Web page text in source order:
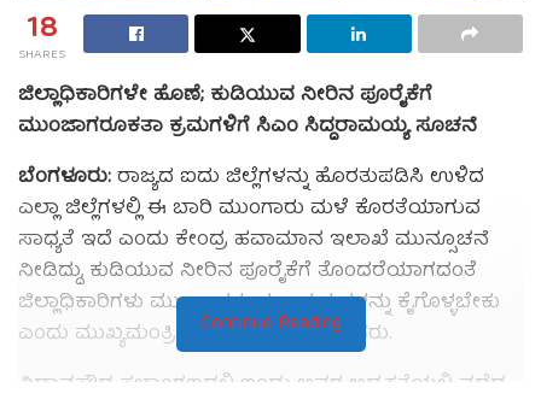
18
SHARES
ಜಿಲ್ಲಾಧಿಕಾರಿಗಳೇ ಹೊಣೆ; ಕುಡಿಯುವ ನೀರಿನ ಪೂರೈಕೆಗೆ
ಮುಂಜಾಗರೂಕತಾ ಕ್ರಮಗಳಿಗೆ ಸಿಎಂ ಸಿದ್ದರಾಮಯ್ಯ ಸೂಚನೆ
ಬೆಂಗಳೂರು:ರಾಜ್ಯದ ಐದು ಜಿಲ್ಲೆಗಳನ್ನು ಹೊರತುಪಡಿಸಿ ಉಳಿದ
ಎಲ್ಲಾ ಜಿಲ್ಲೆಗಳಲ್ಲಿ ಈ ಬಾರಿ ಮುಂಗಾರು ಮಳೆ ಕೊರತೆಯಾಗುವ
ಸಾಧ್ಯತೆ ಇದೆ ಎಂದು ಕೇಂದ್ರ ಹವಾಮಾನ ಇಲಾಖೆ ಮುನ್ಸೂಚನೆ
ನೀಡಿದ್ದು, ಕುಡಿಯುವ ನೀರಿನ ಪೂರೈಕೆಗೆ ತೊಂದರೆಯಾಗದಂತೆ
ಜಿಲ್ಲಾಧಿಕಾರಿಗಳು ಮುಂಜಾಗರೂಕತಾ ಕ್ರಮಗಳನ್ನು ಕೈಗೊಳ್ಳಬೇಕು
ಎಂದು ಮುಖ್ಯಮಂತ್ರಿ ಸಿದ್ದರಾಮಯ್ಯ ಸೂಚಿಸಿದರು.
ವಿಧಾನಸೌಧ ಸಭಾಂಗಣದಲ್ಲಿ ಇಂದು ಅವರ ಅಧ್ಯಕ್ಷತೆಯಲ್ಲಿ ನಡೆದ
Continue Reading